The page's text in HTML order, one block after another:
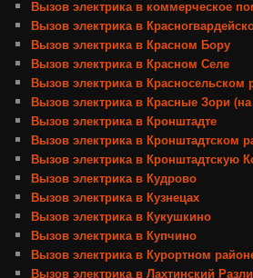
Вызов электрика в коммерческое
Вызов электрика в
Вызов электрика в Красном Бору
Вызов электрика в Красном Селе
Вызов электрика в Красносельском
Вызов электрика в Красные Зори
Вызов электрика в Кронштадте
Вызов электрика в Кронштадтском
Вызов электрика в Кронштадтскую
Вызов электрика в Кудрово
Вызов электрика в Кузнецах
Вызов электрика в Кукушкино
Вызов электрика в Купчино
Вызов электрика в Курортном
Вызов электрика в Лахтинский